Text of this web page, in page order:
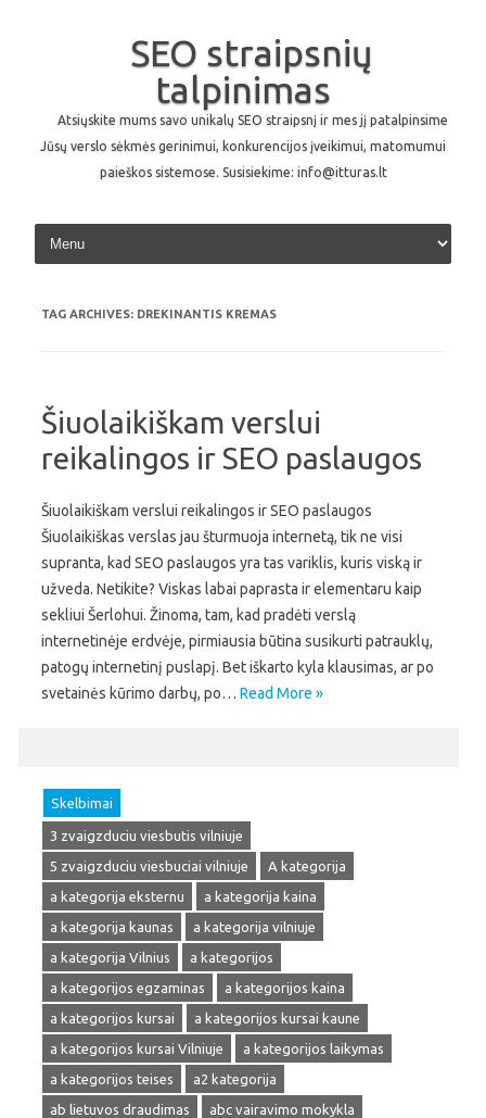
SEO straipsnių
talpinimas
Atsiųskite mums savo unikalų SEO straipsnį ir mes jį patalpinsime
Jūsų verslo sėkmės gerinimui, konkurencijos įveikimui, matomumui
paieškos sistemose. Susisiekime: info@itturas.lt
Skip to content
TAG ARCHIVES: DREKINANTIS KREMAS
Šiuolaikiškam verslui
reikalingos ir SEO paslaugos
Šiuolaikiškam verslui reikalingos ir SEO paslaugos
Šiuolaikiškas verslas jau šturmuoja internetą, tik ne visi
supranta, kad SEO paslaugos yra tas variklis, kuris viską ir
užveda. Netikite? Viskas labai paprasta ir elementaru kaip
sekliui Šerlohui. Žinoma, tam, kad pradėti verslą
internetinėje erdvėje, pirmiausia būtina susikurti patrauklų,
patogų internetinį puslapį. Bet iškarto kyla klausimas, ar po
svetainės kūrimo darbų, po… Read More »
Skelbimai
3 zvaigzduciu viesbutis vilniuje
5 zvaigzduciu viesbuciai vilniuje
A kategorija
a kategorija eksternu
a kategorija kaina
a kategorija kaunas
a kategorija vilniuje
a kategorija Vilnius
a kategorijos
a kategorijos egzaminas
a kategorijos kaina
a kategorijos kursai
a kategorijos kursai kaune
a kategorijos kursai Vilniuje
a kategorijos laikymas
a kategorijos teises
a2 kategorija
ab lietuvos draudimas
abc vairavimo mokykla